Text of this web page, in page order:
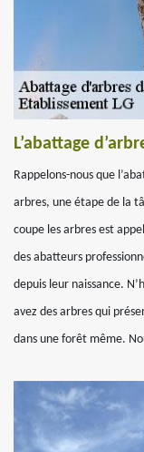
L’abattage
Rappelons-nous que
arbres, une étape de la
coupe les arbres est
des abatteurs
depuis leur naissance.
avez des arbres qui
dans une forêt même.